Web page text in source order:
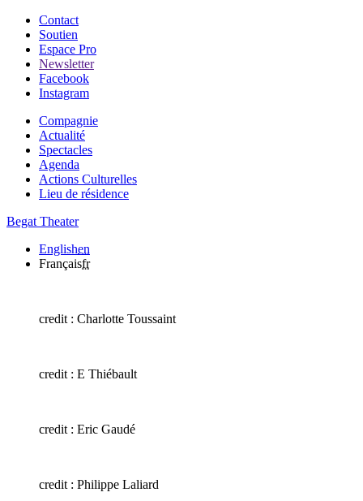
Contact
Soutien
Espace Pro
Newsletter
Facebook
Instagram
Compagnie
Actualité
Spectacles
Agenda
Actions Culturelles
Lieu de résidence
Begat Theater
Englishen
Françaisfr
credit : Charlotte Toussaint
credit : E Thiébault
credit : Eric Gaudé
credit : Philippe Laliard